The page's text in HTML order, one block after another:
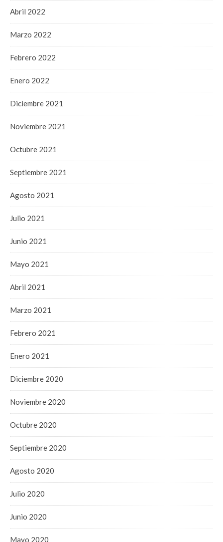
Abril 2022
Marzo 2022
Febrero 2022
Enero 2022
Diciembre 2021
Noviembre 2021
Octubre 2021
Septiembre 2021
Agosto 2021
Julio 2021
Junio 2021
Mayo 2021
Abril 2021
Marzo 2021
Febrero 2021
Enero 2021
Diciembre 2020
Noviembre 2020
Octubre 2020
Septiembre 2020
Agosto 2020
Julio 2020
Junio 2020
Mayo 2020